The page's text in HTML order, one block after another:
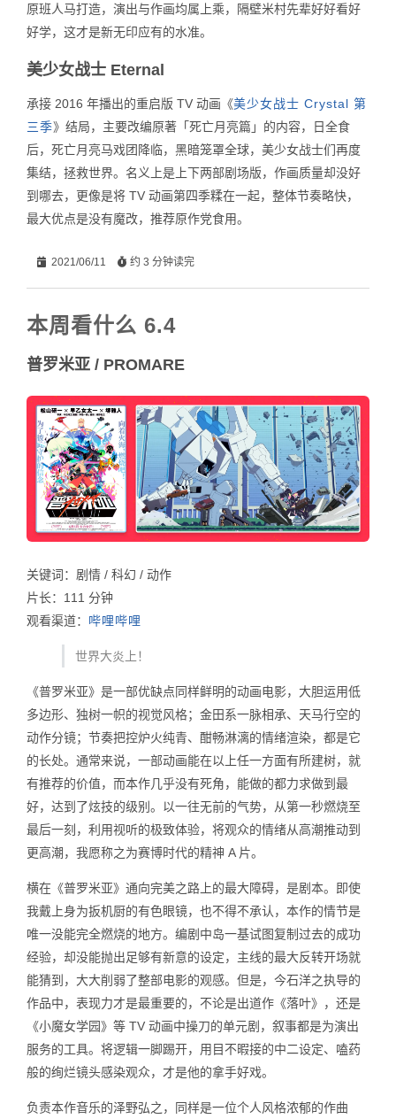
原班人马打造，演出与作画均属上乘，隔壁米村先辈好好看好
好学，这才是新无印应有的水准。
美少女战士 Eternal
承接 2016 年播出的重启版 TV 动画《美少女战士 Crystal 第
三季》结局，主要改编原著「死亡月亮篇」的内容，日全食
后，死亡月亮马戏团降临，黑暗笼罩全球，美少女战士们再度
集结，拯救世界。名义上是上下两部剧场版，作画质量却没好
到哪去，更像是将 TV 动画第四季糅在一起，整体节奏略快，
最大优点是没有魔改，推荐原作党食用。
2021/06/11 约 3 分钟读完
本周看什么 6.4
普罗米亚 / PROMARE
关键词：剧情 / 科幻 / 动作
片长：111 分钟
观看渠道： 哔哩哔哩
世界大炎上！
《普罗米亚》是一部优缺点同样鲜明的动画电影，大胆运用低
多边形、独树一帜的视觉风格；金田系一脉相承、天马行空的
动作分镜；节奏把控炉火纯青、酣畅淋漓的情绪渲染，都是它
的长处。通常来说，一部动画能在以上任一方面有所建树，就
有推荐的价值，而本作几乎没有死角，能做的都力求做到最
好，达到了炫技的级别。以一往无前的气势，从第一秒燃烧至
最后一刻，利用视听的极致体验，将观众的情绪从高潮推动到
更高潮，我愿称之为赛博时代的精神 A 片。
横在《普罗米亚》通向完美之路上的最大障碍，是剧本。即使
我戴上身为扳机厨的有色眼镜，也不得不承认，本作的情节是
唯一没能完全燃烧的地方。编剧中岛一基试图复制过去的成功
经验，却没能抛出足够有新意的设定，主线的最大反转开场就
能猜到，大大削弱了整部电影的观感。但是，今石洋之执导的
作品中，表现力才是最重要的，不论是出道作《落叶》，还是
《小魔女学园》等 TV 动画中操刀的单元剧，叙事都是为演出
服务的工具。将逻辑一脚踢开，用目不暇接的中二设定、嗑药
般的绚烂镜头感染观众，才是他的拿手好戏。
负责本作音乐的泽野弘之，同样是一位个人风格浓郁的作曲